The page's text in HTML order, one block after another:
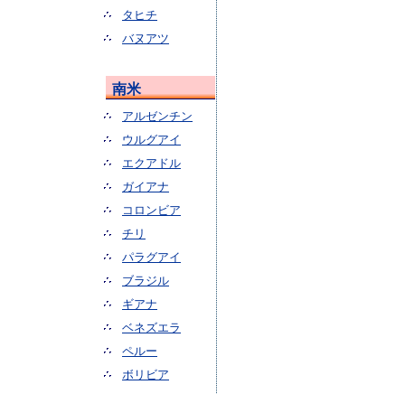
タヒチ
バヌアツ
南米
アルゼンチン
ウルグアイ
エクアドル
ガイアナ
コロンビア
チリ
パラグアイ
ブラジル
ギアナ
ベネズエラ
ペルー
ボリビア